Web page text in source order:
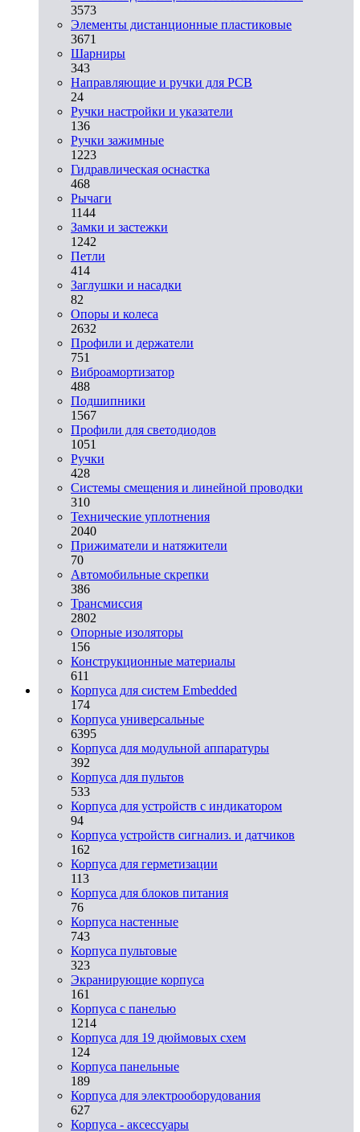
3573
Элементы дистанционные пластиковые
3671
Шарниры
343
Направляющие и ручки для PCB
24
Ручки настройки и указатели
136
Ручки зажимные
1223
Гидравлическая оснастка
468
Рычаги
1144
Замки и застежки
1242
Петли
414
Заглушки и насадки
82
Опоры и колеса
2632
Профили и держатели
751
Виброамортизатор
488
Подшипники
1567
Профили для светодиодов
1051
Ручки
428
Системы смещения и линейной проводки
310
Технические уплотнения
2040
Прижиматели и натяжители
70
Автомобильные скрепки
386
Трансмиссия
2802
Опорные изоляторы
156
Конструкционные материалы
611
Корпуса для систем Embedded
174
Корпуса универсальные
6395
Корпуса для модульной аппаратуры
392
Корпуса для пультов
533
Корпуса для устройств с индикатором
94
Корпуса устройств сигнализ. и датчиков
162
Корпуса для герметизации
113
Корпуса для блоков питания
76
Корпуса настенные
743
Корпуса пультовые
323
Экранирующие корпуса
161
Корпуса с панелью
1214
Корпуса для 19 дюймовых схем
124
Корпуса панельные
189
Корпуса для электрооборудования
627
Корпуса - аксессуары